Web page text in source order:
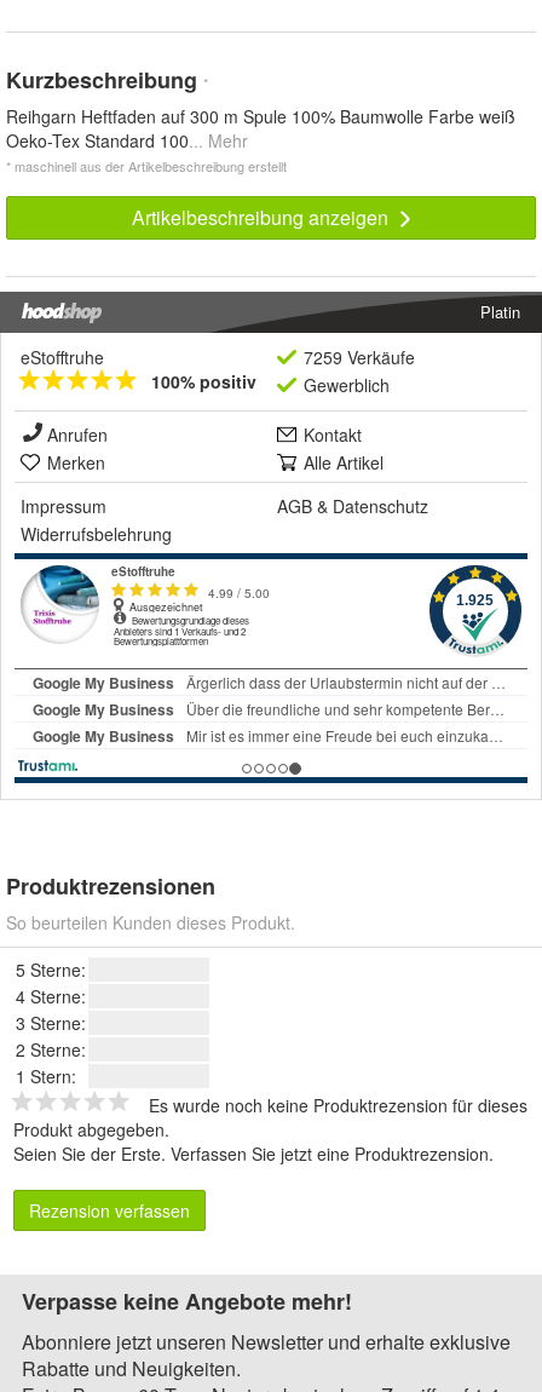
Kurzbeschreibung *
Reihgarn Heftfaden auf 300 m Spule 100% Baumwolle Farbe weiß
Oeko-Tex Standard 100... Mehr
* maschinell aus der Artikelbeschreibung erstellt
Artikelbeschreibung anzeigen
Platin
eStofftruhe
100% positiv
7259 Verkäufe
Gewerblich
Anrufen
Kontakt
Merken
Alle Artikel
Impressum
AGB & Datenschutz
Widerrufsbelehrung
Produktrezensionen
So beurteilen Kunden dieses Produkt.
5 Sterne:
4 Sterne:
3 Sterne:
2 Sterne:
1 Stern:
Es wurde noch keine Produktrezension für dieses
Produkt abgegeben.
Seien Sie der Erste. Verfassen Sie jetzt eine Produktrezension.
Rezension verfassen
Verpasse keine Angebote mehr!
Abonniere jetzt unseren Newsletter und erhalte exklusive
Rabatte und Neuigkeiten.